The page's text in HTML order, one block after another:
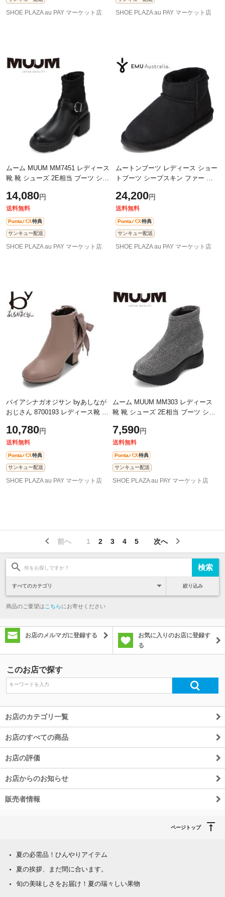
SHOE PLAZA au PAY マーケット店 SHOE PLAZA au PAY マーケット店
ムーム MUUM MM7451 レディース
靴 靴 シューズ 2E相当 ブーツ ショ
厚底 ファスナー ジッパー チャッ
ク
14,080円
送料無料
Pontaパス特典
サンキュー配送
SHOE PLAZA au PAY マーケット店
ムートンブーツ レディース ショー
トブーツ シープスキン ファー ボ
ランド エミュー EMU W10937 ブ
ラ
24,200円
送料無料
Pontaパス特典
サンキュー配送
SHOE PLAZA au PAY マーケット店
バイアシナガオジサン byあしなが
おじさん 8700193 レディース靴 靴
リボン 2way エレガント フェミニ
10,780円
送料無料
Pontaパス特典
サンキュー配送
SHOE PLAZA au PAY マーケット店
ムーム MUUM MM303 レディース
靴 靴 シューズ 2E相当 ブーツ ショ
ウェッジソール 美脚 高機能 モー
ド
7,590円
送料無料
Pontaパス特典
サンキュー配送
SHOE PLAZA au PAY マーケット店
前へ 次へ
1 2 3 4 5
絞り込み
商品のご要望は こちらにお寄せください
お店のメルマガに登録する
お気に入りのお店に登録す
る
このお店で探す
お店のカテゴリ一覧
お店のすべての商品
お店の評価
お店からのお知らせ
販売者情報
ページトップ
夏の必需品！ひんやりアイテム
夏の挨拶、まだ間に合います。
旬の美味しさをお届け！夏の瑞々しい果物